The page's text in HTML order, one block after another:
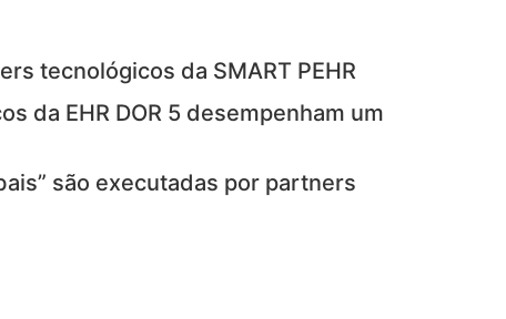
tecnológicos da SMART PEHR
da EHR DOR 5 desempenham um
são executadas por partners